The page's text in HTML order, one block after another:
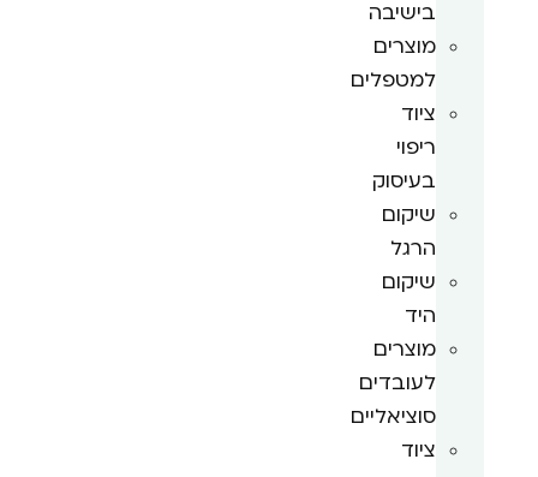
בישיבה
מוצרים
למטפלים
ציוד
ריפוי
בעיסוק
שיקום
הרגל
שיקום
היד
מוצרים
לעובדים
סוציאליים
ציוד